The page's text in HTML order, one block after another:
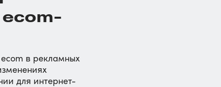
в рекламных
для интернет-